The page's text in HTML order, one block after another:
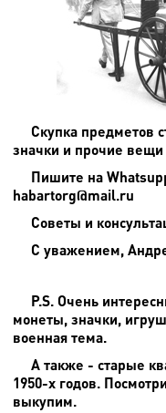
Скупка предметов
значки и прочие
Пишите на
habartorg@mail.ru
Советы и
С уважением,
P.S. Очень
монеты, значки,
военная тема.
А также - старые
1950-х годов.
выкупим.